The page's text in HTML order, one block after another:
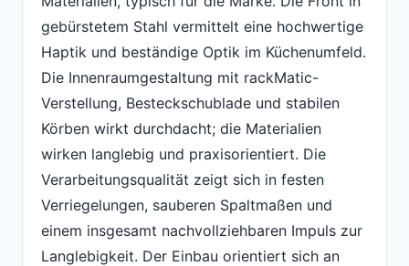
gebürstetem Stahl vermittelt eine hochwertige
Haptik und beständige Optik im Küchenumfeld.
Die Innenraumgestaltung mit rackMatic-
Verstellung, Besteckschublade und stabilen
Körben wirkt durchdacht; die Materialien
wirken langlebig und praxisorientiert. Die
Verarbeitungsqualität zeigt sich in festen
Verriegelungen, sauberen Spaltmaßen und
einem insgesamt nachvollziehbaren Impuls zur
Langlebigkeit. Der Einbau orientiert sich an